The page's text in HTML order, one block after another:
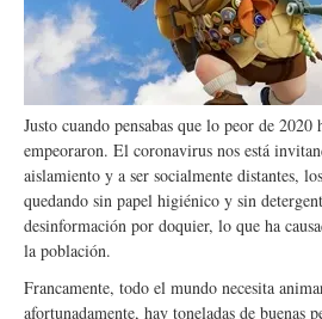
Justo cuando pensabas que lo peor de 2020
empeoraron. El coronavirus nos está
aislamiento y a ser socialmente distantes,
quedando sin papel higiénico y sin
desinformación por doquier, lo que ha
la población.
Francamente, todo el mundo necesita
afortunadamente, hay toneladas de buenas